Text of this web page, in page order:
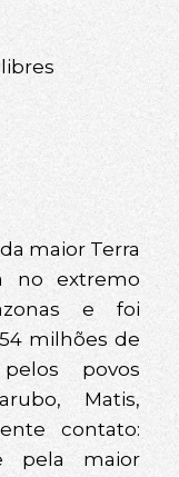
maior Terra
no extremo
e foi
milhões de
povos
Matis,
contato:
pela maior